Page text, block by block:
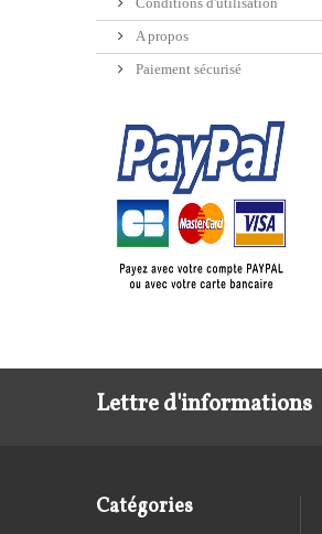
A propos
Paiement sécurisé
Lettre d'informations
Catégories